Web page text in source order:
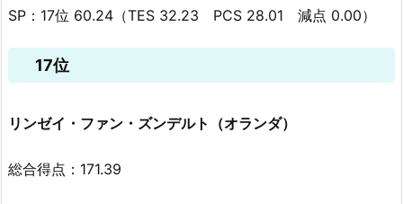
SP：17位 60.24（TES 32.23 PCS 28.01 減点 0.00）
17位
リンゼイ・ファン・ズンデルト（オランダ）
総合得点：171.39